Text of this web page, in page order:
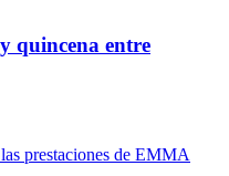
quincena entre